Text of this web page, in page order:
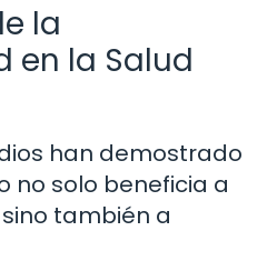
la
en la Salud
han demostrado
no solo beneficia a
también a